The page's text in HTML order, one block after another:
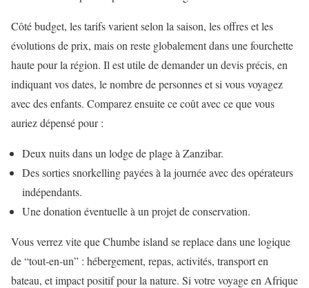
Côté budget, les tarifs varient selon la saison, les offres et les
évolutions de prix, mais on reste globalement dans une fourchette
haute pour la région. Il est utile de demander un devis précis, en
indiquant vos dates, le nombre de personnes et si vous voyagez
avec des enfants. Comparez ensuite ce coût avec ce que vous
auriez dépensé pour :
Deux nuits dans un lodge de plage à Zanzibar.
Des sorties snorkelling payées à la journée avec des opérateurs
indépendants.
Une donation éventuelle à un projet de conservation.
Vous verrez vite que Chumbe island se replace dans une logique
de “tout-en-un” : hébergement, repas, activités, transport en
bateau, et impact positif pour la nature. Si votre voyage en Afrique